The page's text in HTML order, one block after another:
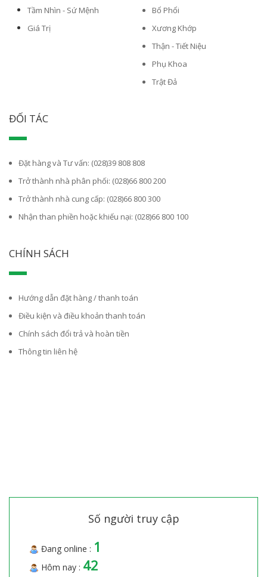
Tầm Nhìn - Sứ Mệnh
Giá Trị
Bổ Phổi
Xương Khớp
Thận - Tiết Niệu
Phụ Khoa
Trật Đả
ĐỐI TÁC
Đặt hàng và Tư vấn: (028)39 808 808
Trở thành nhà phân phối: (028)66 800 200
Trở thành nhà cung cấp: (028)66 800 300
Nhận than phiền hoặc khiếu nại: (028)66 800 100
CHÍNH SÁCH
Hướng dẫn đặt hàng / thanh toán
Điều kiện và điều khoản thanh toán
Chính sách đổi trả và hoàn tiền
Thông tin liên hệ
Số người truy cập
Đang online : 1
Hôm nay : 42